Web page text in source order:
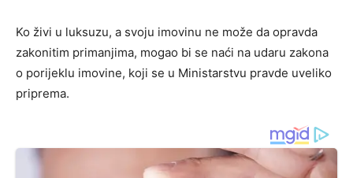
Ko živi u luksuzu, a svoju imovinu ne može da opravda
zakonitim primanjima, mogao bi se naći na udaru zakona
o porijeklu imovine, koji se u Ministarstvu pravde uveliko
priprema.